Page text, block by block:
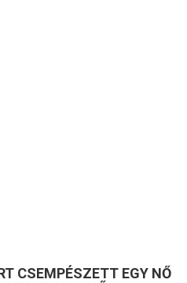
CSEMPÉSZETT EGY NŐ